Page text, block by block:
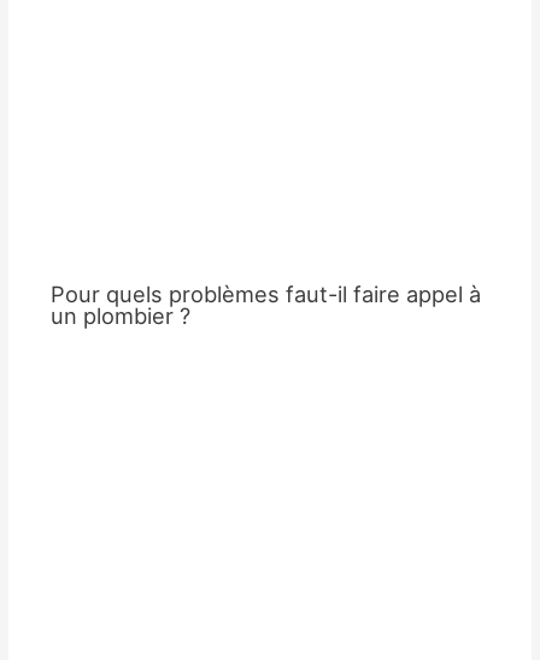
Pour quels problèmes faut-il faire appel à
un plombier ?